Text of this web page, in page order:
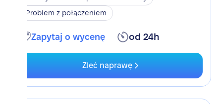
Problem z połączeniem
Zapytaj o wycenę od 24h
Zleć naprawę